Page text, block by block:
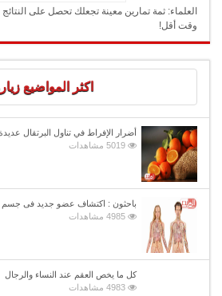
العلماء: ثمة تمارين معينة تجعلك تحصل على
وقت أقل!
اكثر المواضيع
أضرار الإفراط في تناول البرتقال
5019 مشاهدات
باحثون : اكتشاف عضو جديد فى جسم
4985 مشاهدات
كل ما يخص العقم عند النساء والرجال
4983 مشاهدات